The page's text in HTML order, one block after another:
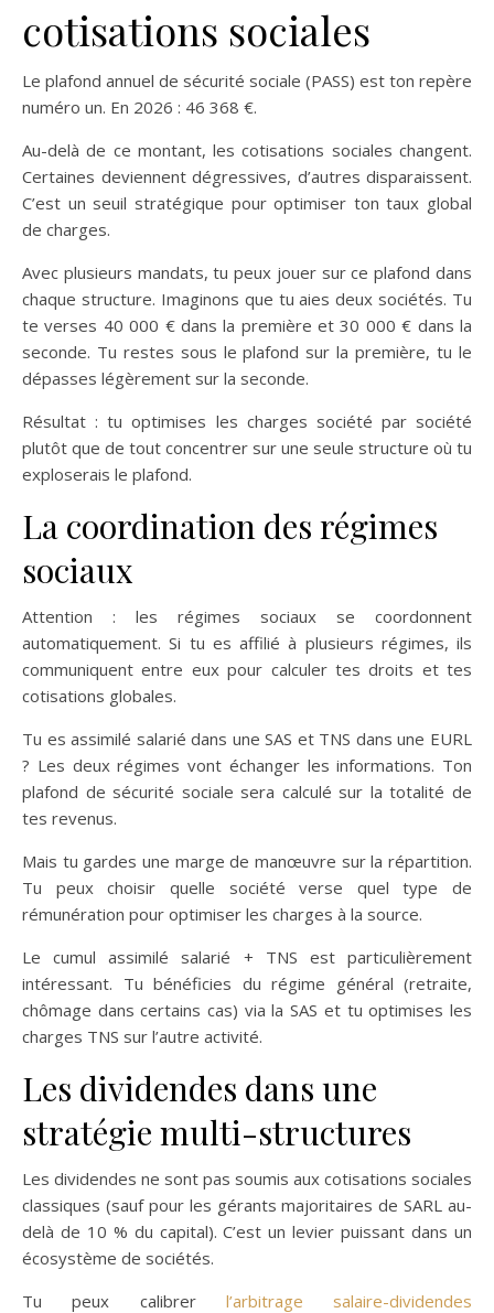
cotisations sociales
Le plafond annuel de sécurité sociale (PASS) est ton repère
numéro un. En 2026 : 46 368 €.
Au-delà de ce montant, les cotisations sociales changent.
Certaines deviennent dégressives, d’autres disparaissent.
C’est un seuil stratégique pour optimiser ton taux global
de charges.
Avec plusieurs mandats, tu peux jouer sur ce plafond dans
chaque structure. Imaginons que tu aies deux sociétés. Tu
te verses 40 000 € dans la première et 30 000 € dans la
seconde. Tu restes sous le plafond sur la première, tu le
dépasses légèrement sur la seconde.
Résultat : tu optimises les charges société par société
plutôt que de tout concentrer sur une seule structure où tu
exploserais le plafond.
La coordination des régimes
sociaux
Attention : les régimes sociaux se coordonnent
automatiquement. Si tu es affilié à plusieurs régimes, ils
communiquent entre eux pour calculer tes droits et tes
cotisations globales.
Tu es assimilé salarié dans une SAS et TNS dans une EURL
? Les deux régimes vont échanger les informations. Ton
plafond de sécurité sociale sera calculé sur la totalité de
tes revenus.
Mais tu gardes une marge de manœuvre sur la répartition.
Tu peux choisir quelle société verse quel type de
rémunération pour optimiser les charges à la source.
Le cumul assimilé salarié + TNS est particulièrement
intéressant. Tu bénéficies du régime général (retraite,
chômage dans certains cas) via la SAS et tu optimises les
charges TNS sur l’autre activité.
Les dividendes dans une
stratégie multi-structures
Les dividendes ne sont pas soumis aux cotisations sociales
classiques (sauf pour les gérants majoritaires de SARL au-
delà de 10 % du capital). C’est un levier puissant dans un
écosystème de sociétés.
Tu peux calibrer l’arbitrage salaire-dividendes